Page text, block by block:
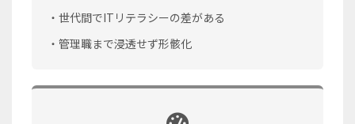
・世代間でITリテラシーの差がある
・管理職まで浸透せず形骸化